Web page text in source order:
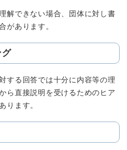
解できない場合、団体に対し書
があります。
グ
する回答では十分に内容等の理
ら直接説明を受けるためのヒア
ります。